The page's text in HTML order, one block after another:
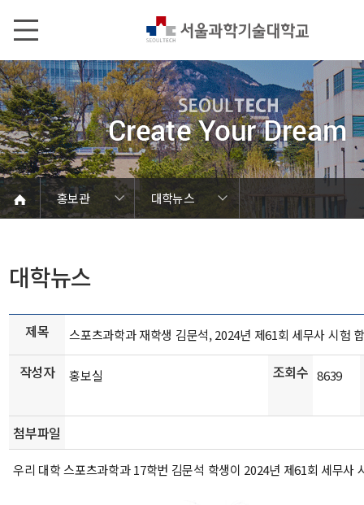
홍보관
대학뉴스
서울과기대 소개
열린총장실
대학현황
대학조직
대학상징
홍보관
캠퍼스 안내
학칙 및 규정
홍보관
대학뉴스
연구성과
발전기금/동문
Global
언론에서 본 SEOULTECH
보도자료
브로슈어
학내행사
동영상자료
사진자료
음악자료
대학뉴스
제목 스포츠과학과 재학생 김문석, 2024년 제61회 세무사 시험
작성자 홍보실 조회수 8639
첨부파일
우리 대학 스포츠과학과 17학번 김문석 학생이 2024년 제61회 세무사